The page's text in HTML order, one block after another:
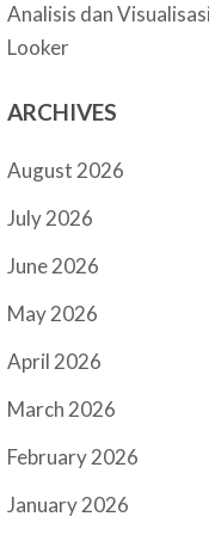
Analisis dan
Looker
ARCHIVES
August 2026
July 2026
June 2026
May 2026
April 2026
March 2026
February 2026
January 2026